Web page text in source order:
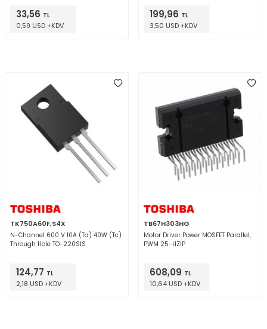
33,56 TL
0,59 USD +KDV
199,96 TL
3,50 USD +KDV
TK750A60F,S4X
N-Channel 600 V 10A (Ta) 40W (Tc)
Through Hole TO-220SIS
124,77 TL
2,18 USD +KDV
TB67H303HG
Motor Driver Power MOSFET Parallel,
PWM 25-HZIP
608,09 TL
10,64 USD +KDV